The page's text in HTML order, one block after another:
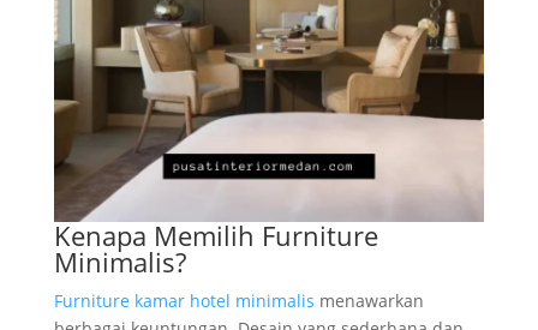
Kenapa Memilih Furniture
Minimalis?
Furniture kamar hotel minimalis menawarkan